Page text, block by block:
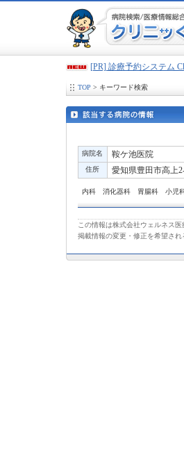
[PR] 診療予約システム
TOP > キーワード検索
病院名 鞍ケ池医院
住所 愛知県豊田市高上
内科 消化器科 胃腸科 小児
この情報は株式会社ウェルネス
掲載情報の変更・修正を希望され